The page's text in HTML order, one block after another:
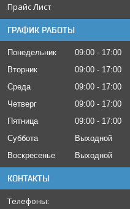
Прайс Лист
ГРАФИК РАБОТЫ
Понедельник 09:00
17:00
Вторник
09:00
17:00
Среда
09:00
17:00
Четверг
09:00
17:00
Пятница
09:00
17:00
Суббота
Выходной
Воскресенье
Выходной
КОНТАКТЫ